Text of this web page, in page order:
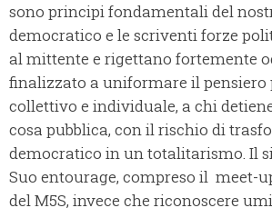
sono principi fondamentali del
democratico e le scriventi forze
al mittente e rigettano fortemente
finalizzato a uniformare il pensiero
collettivo e individuale, a chi
cosa pubblica, con il rischio di
democratico in un totalitarismo. Il
Suo entourage, compreso il meet-
del M5S, invece che riconoscere